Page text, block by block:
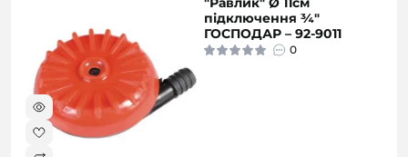
підключення ¾"
ГОСПОДАР – 92-9011
0